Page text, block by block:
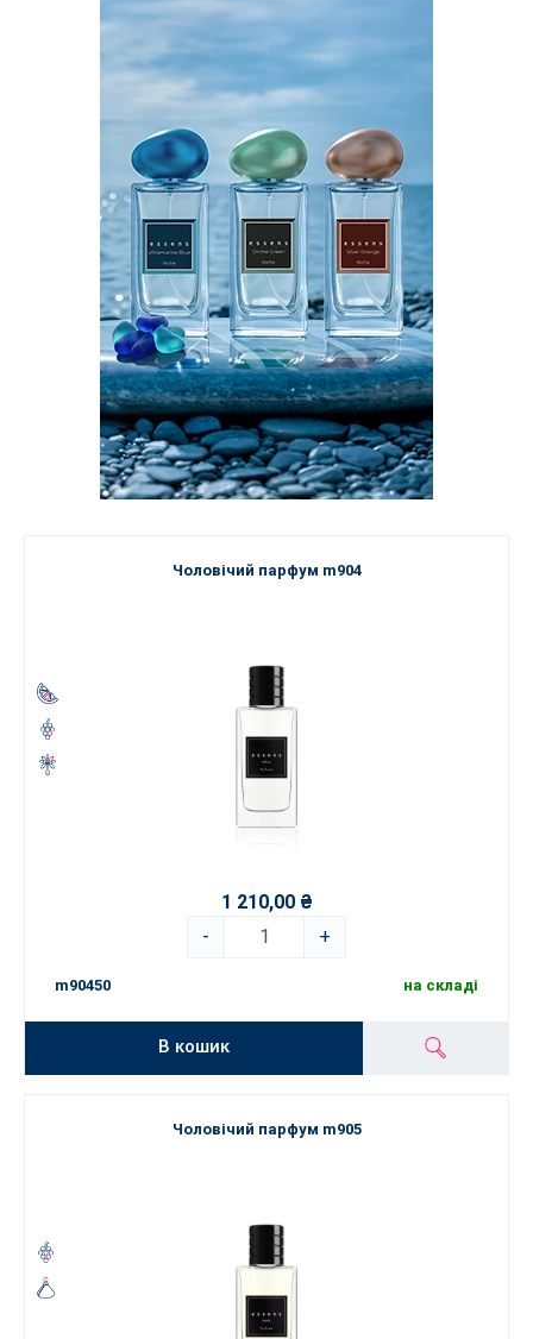
Чоловічий парфум m904
1 210,00 ₴
-
+
m90450 на складі
В кошик
Чоловічий парфум m905